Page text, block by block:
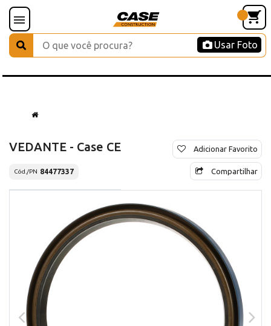
Usar Foto
VEDANTE - Case CE
Cód./PN 84477337
Adicionar Favorito
Compartilhar